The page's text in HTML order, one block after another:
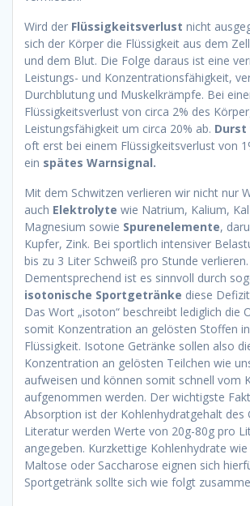
Wird der Flüssigkeitsverlust nicht
sich der Körper die Flüssigkeit aus dem
und dem Blut. Die Folge daraus ist eine
Leistungs- und Konzentrationsfähigkeit,
Durchblutung und Muskelkrämpfe. Bei
Flüssigkeitsverlust von circa 2% des
Leistungsfähigkeit um circa 20% ab. Durst
oft erst bei einem Flüssigkeitsverlust von
ein spätes Warnsignal.
Mit dem Schwitzen verlieren wir nicht nur
auch Elektrolyte wie Natrium, Kalium,
Magnesium sowie Spurenelemente,
Kupfer, Zink. Bei sportlich intensiver
bis zu 3 Liter Schweiß pro Stunde verlieren.
Dementsprechend ist es sinnvoll durch
isotonische Sportgetränke diese
Das Wort „isoton“ beschreibt lediglich die
somit Konzentration an gelösten Stoffen
Flüssigkeit. Isotone Getränke sollen also
Konzentration an gelösten Teilchen wie
aufweisen und können somit schnell vom
aufgenommen werden. Der wichtigste
Absorption ist der Kohlenhydratgehalt des
Literatur werden Werte von 20g-80g pro
angegeben. Kurzkettige Kohlenhydrate wie
Maltose oder Saccharose eignen sich
Sportgetränk sollte sich wie folgt